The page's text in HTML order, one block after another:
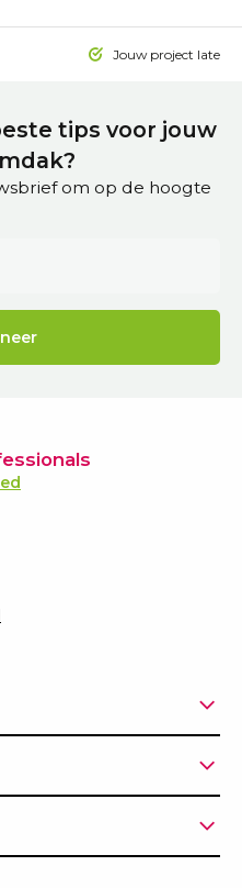
Jouw project laten
tips voor jouw
om op de hoogte